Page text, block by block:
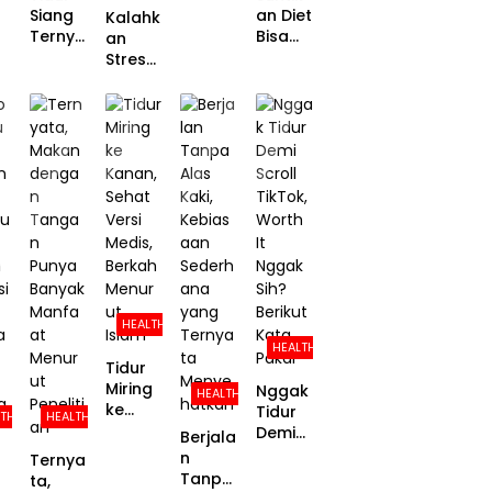
Siang
Ternya
dan
Panjan
g
Umur,
Ini
Penjela
san
Ilmiah
nya!
Kalahk
an
Stres
n
Tenan
g:
Studi
Ungka
p
Kekuat
an
Proble
m-
Focuse
d
g
ak dan
Risikon
ya
Menur
ut
Riset
an Diet
Bisa
Risiko
Kanker
Akibat
Obesit
as
Hingga
Separu
h
HEALTH
Ternya
ta,
HEALTH
Tidur
Miring
ke
HEALTH
Berjala
n
Tanpa
HEALTH
Nggak
Tidur
Demi